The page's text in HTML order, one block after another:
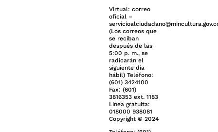
Virtual: correo
oficial –
(Los correos que
se reciban
después de las
5:00 p. m., se
radicarán el
siguiente día
hábil) Teléfono:
(601) 3424100
Fax: (601)
3816353 ext. 1183
Línea gratuita:
018000 938081
Copyright © 2024